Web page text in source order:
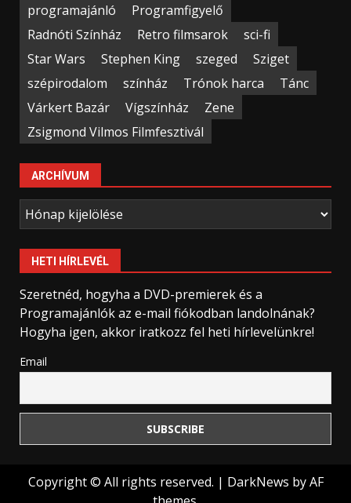
programajánló
Programfigyelő
Radnóti Színház
Retro filmsarok
sci-fi
Star Wars
Stephen King szeged
Sziget
szépirodalom
színház Trónok harca
Tánc
Várkert Bazár
Vígszínház
Zene
Zsigmond Vilmos Filmfesztivál
ARCHÍVUM
Archívum
HETI HÍRLEVÉL
Szeretnéd, hogyha a DVD-premierek és a
Programajánlók az e-mail fiókodban landolnának?
Hogyha igen, akkor iratkozz fel heti hírlevelünkre!
Email
Copyright © All rights reserved. | DarkNews by AF